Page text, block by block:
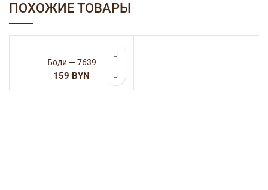
ПОХОЖИЕ ТОВАРЫ
Боди — 7639
BYN